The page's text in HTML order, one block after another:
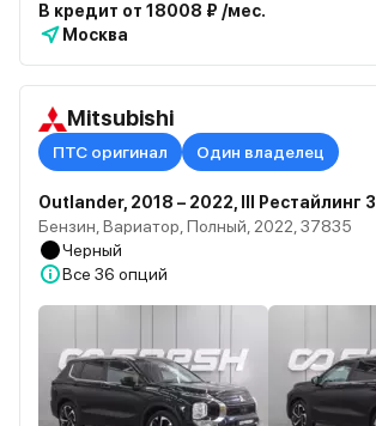
В кредит от 18008 ₽ /мес.
Москва
Mitsubishi
ПТС оригинал Один владелец
Outlander, 2018 – 2022, III Рестайлинг 3
Бензин, Вариатор, Полный, 2022, 37835
Черный
Все 36 опций